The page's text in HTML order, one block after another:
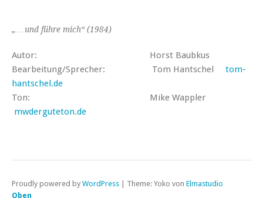
„… und führe mich“ (1984)
Autor: Horst Baubkus
Bearbeitung/Sprecher: Tom Hantschel tom-
hantschel.de
Ton: Mike Wappler
mwderguteton.de
Proudly powered by WordPress Theme: Yoko von Elmastudio
Oben